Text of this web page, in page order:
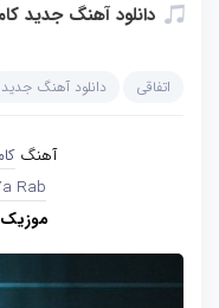
دانلود آهنگ جدید
اتفاقی دانلود آهنگ جدید
آهنگ
Rab
موزیک